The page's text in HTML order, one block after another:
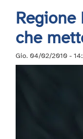
Briciole
di
pane
Regione
che
Gio. 04/02/2010 -